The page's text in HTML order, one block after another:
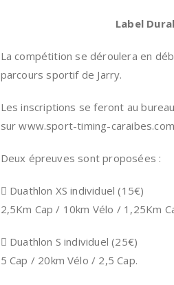
Label
La compétition se déroulera en
parcours sportif de Jarry.
Les inscriptions se feront au
sur www.sport-timing-caraibes.com
Deux épreuves sont proposées :
 Duathlon XS individuel (15€)
2,5Km Cap / 10km Vélo / 1,25Km
 Duathlon S individuel (25€)
5 Cap / 20km Vélo / 2,5 Cap.